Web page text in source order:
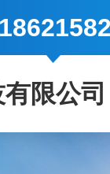
限公司